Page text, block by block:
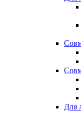
Для